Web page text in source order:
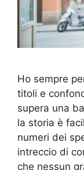
Ho sempre
titoli e
supera una
la storia è
numeri dei
intreccio di
che nessun